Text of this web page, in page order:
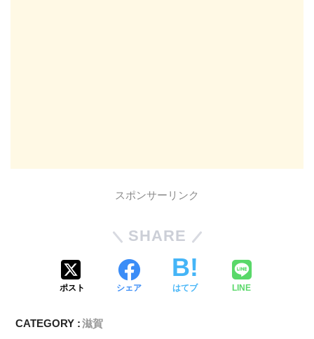
スポンサーリンク
SHARE
ポスト シェア はてブ LINE
CATEGORY :滋賀